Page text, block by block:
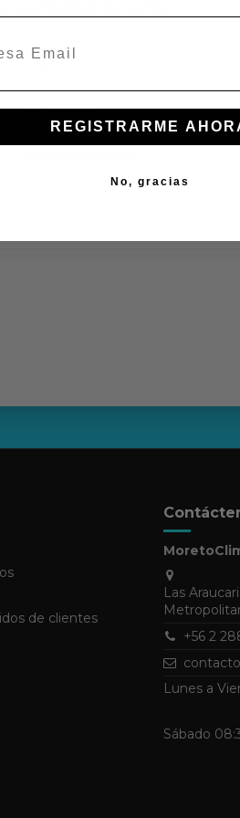
ÑUÑOA
En stock:
de clientes
Las
+56 2
Lunes a
Sábado
REGISTRARME
No, gracias